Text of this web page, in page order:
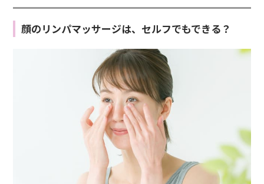
顔のリンパマッサージは、セルフでもできる？